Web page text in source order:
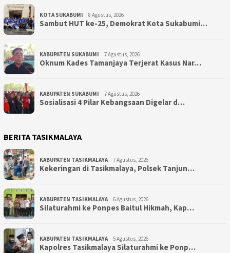
KOTA SUKABUMI 8 Agustus, 2026
Sambut HUT ke-25, Demokrat Kota Sukabumi…
KABUPATEN SUKABUMI 7 Agustus, 2026
Oknum Kades Tamanjaya Terjerat Kasus Nar…
KABUPATEN SUKABUMI 7 Agustus, 2026
Sosialisasi 4 Pilar Kebangsaan Digelar d…
BERITA TASIKMALAYA
KABUPATEN TASIKMALAYA 7 Agustus, 2026
Kekeringan di Tasikmalaya, Polsek Tanjun…
KABUPATEN TASIKMALAYA 6 Agustus, 2026
Silaturahmi ke Ponpes Baitul Hikmah, Kap…
KABUPATEN TASIKMALAYA 5 Agustus, 2026
Kapolres Tasikmalaya Silaturahmi ke Ponp…